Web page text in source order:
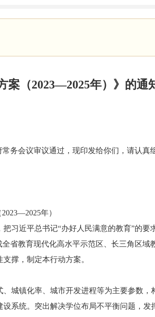
案（2023—2025年）》的通
会议审议通过，现印发给你们，请认真
年）
近平总书记“办好人民满意的教育”的要
省教育现代化高水平示范区、长三角区域
撑，制定本行动方案。
镇化率、城市开发进程等为主要参数，
系统。突出解决学位布局不平衡问题，发